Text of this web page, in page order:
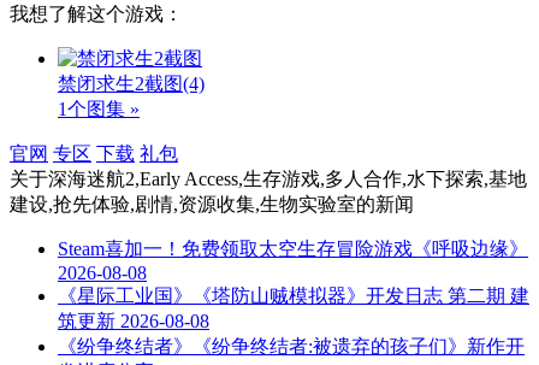
我想了解这个游戏：
禁闭求生2截图(4)
1个图集 »
官网 专区 下载 礼包
关于深海迷航2,Early Access,生存游戏,多人合作,水下探索,基地
建设,抢先体验,剧情,资源收集,生物实验室的新闻
Steam喜加一！免费领取太空生存冒险游戏《呼吸边缘》
2026-08-08
《星际工业国》《塔防山贼模拟器》开发日志 第二期 建
筑更新 2026-08-08
《纷争终结者》《纷争终结者:被遗弃的孩子们》新作开